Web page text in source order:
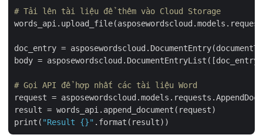
# Tải lên tài liệu để thêm vào Cloud Storage
doc_entry =
body =
# Gọi API để hợp nhất các tài liệu Word
request =
result = words_api.append_document(request)
print( "Result {}"